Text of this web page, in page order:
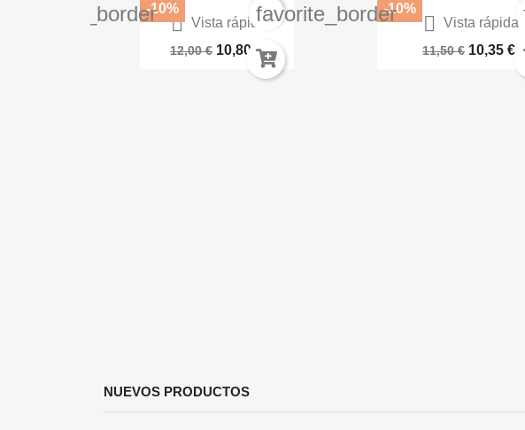
favorite_border  Vista rápida
Paleta Servocráneo 66-32
12,00 € 10,80 €
-10% favorite_border  Vista rápida
BARNIZ SEMIBRILLANTE
11,50 € 10,35 €
-10%
NUEVOS PRODUCTOS